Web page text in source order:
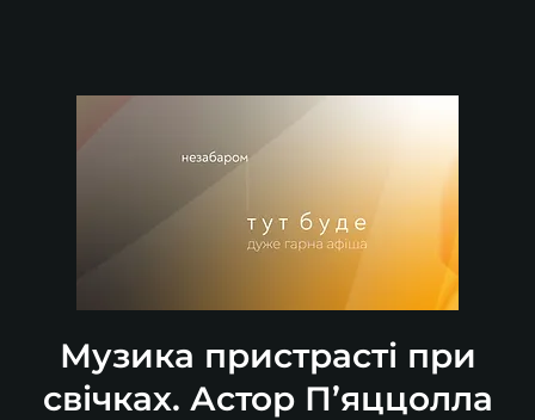
Музика пристрасті при
свічках. Астор П’яццолла